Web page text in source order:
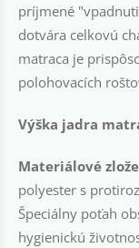
príjmené
dotvára celkovú
matraca je
polohovacích
Výška jadra
Materiálové
polyester s
Špeciálny poťah
hygienickú